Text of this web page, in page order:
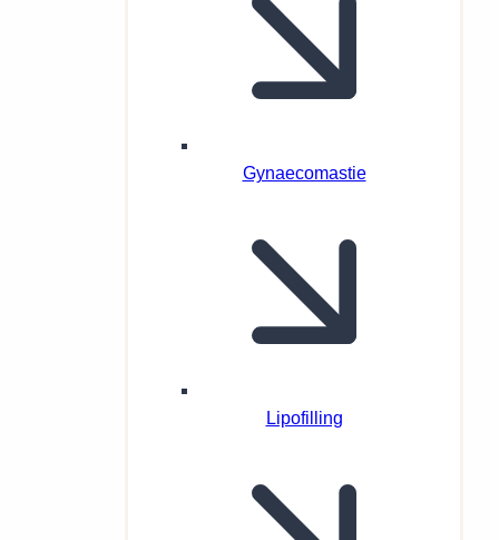
Gynaecomastie
Lipofilling